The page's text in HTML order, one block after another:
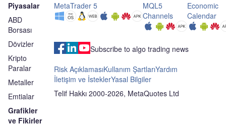
Piyasalar
ABD
Borsası
Dövizler
Kripto
Paralar
Metaller
Emtialar
Grafikler
ve Fikirler
MetaTrader 5
MQL5
Channels
Economic
Calendar
Subscribe to algo trading news
Risk AçıklamasıKullanım ŞartlarıYardım
İletişim ve İsteklerYasal Bilgiler
Telif Hakkı 2000-2026, MetaQuotes Ltd